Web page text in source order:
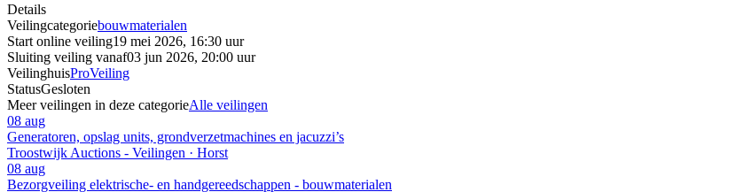
Details
Veilingcategoriebouwmaterialen
Start online veiling19 mei 2026, 16:30 uur
Sluiting veiling vanaf03 jun 2026, 20:00 uur
VeilinghuisProVeiling
StatusGesloten
Meer veilingen in deze categorieAlle veilingen
08 aug
Generatoren, opslag units, grondverzetmachines en jacuzzi’s
Troostwijk Auctions - Veilingen · Horst
08 aug
Bezorgveiling elektrische- en handgereedschappen - bouwmaterialen